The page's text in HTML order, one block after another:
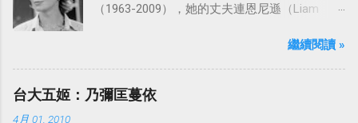
（1963-2009），她的丈夫連恩尼遜（Liam
到傷心，希望外界給他們空間撫平傷痛。繼續閱讀 »
台大五姬：乃彌匡蔓依
4月 01, 2010